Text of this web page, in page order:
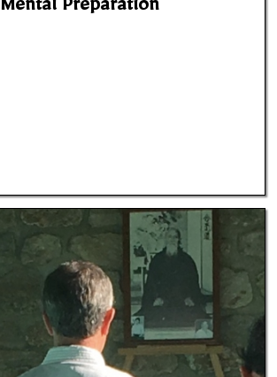
Mental Preparation